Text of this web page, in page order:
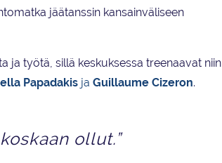
jäätanssin kansainväliseen
ja työtä, sillä keskuksessa treenaavat niin
Papadakis ja Guillaume Cizeron.
ollut.”